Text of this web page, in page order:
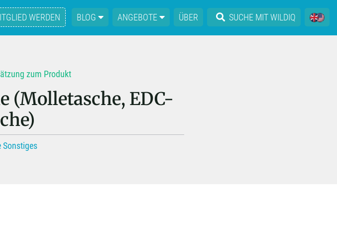
WERDEN BLOG ANGEBOTE ÜBER SUCHE MIT WILDIQ
zum Produkt
(Molletasche, EDC-
Sonstiges